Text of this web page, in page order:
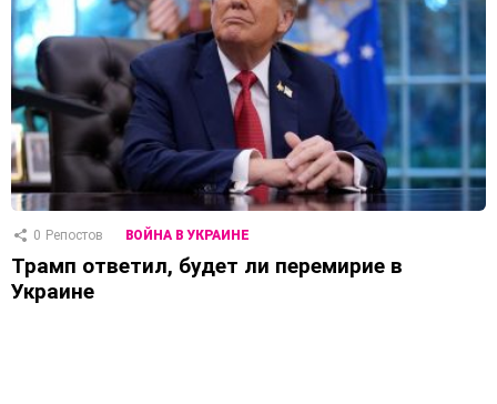
0 Репостов ВОЙНА В УКРАИНЕ
Трамп ответил, будет ли перемирие в
Украине